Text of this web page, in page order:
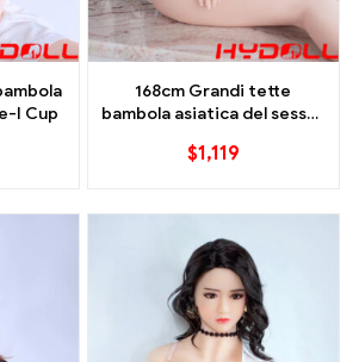
I Cup
168cm Grandi tette
bambola asiatica del sesso-
$1,119